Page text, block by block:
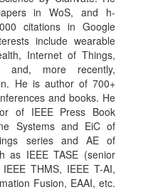
in WoS, and h-
citations in Google
include wearable
Internet of Things,
and, more recently,
He is author of 700+
and books. He
of IEEE Press Book
Systems and EiC of
series and AE of
as IEEE TASE (senior
THMS, IEEE T-AI,
Fusion, EAAI, etc.